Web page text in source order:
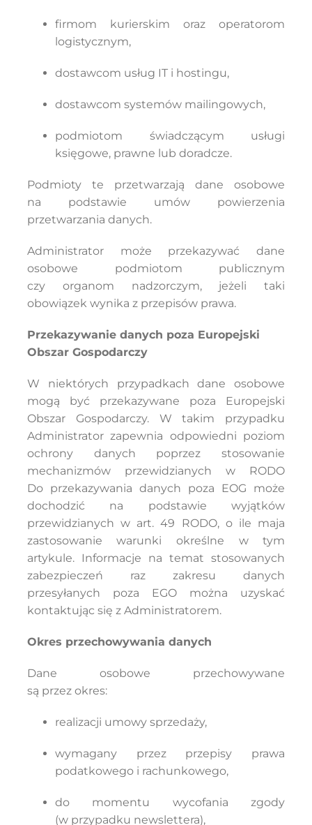
firmom kurierskim oraz operatorom
logistycznym,
dostawcom usług IT i hostingu,
dostawcom systemów mailingowych,
podmiotom świadczącym usługi
księgowe, prawne lub doradcze.
Podmioty te przetwarzają dane osobowe
na podstawie umów powierzenia
przetwarzania danych.
Administrator może przekazywać dane
osobowe podmiotom publicznym
czy organom nadzorczym, jeżeli taki
obowiązek wynika z przepisów prawa.
Przekazywanie danych poza Europejski
Obszar Gospodarczy
W niektórych przypadkach dane osobowe
mogą być przekazywane poza Europejski
Obszar Gospodarczy. W takim przypadku
Administrator zapewnia odpowiedni poziom
ochrony danych poprzez stosowanie
mechanizmów przewidzianych w RODO
Do przekazywania danych poza EOG może
dochodzić na podstawie wyjątków
przewidzianych w art. 49 RODO, o ile maja
zastosowanie warunki określne w tym
artykule. Informacje na temat stosowanych
zabezpieczeń raz zakresu danych
przesyłanych poza EGO można uzyskać
kontaktując się z Administratorem.
Okres przechowywania danych
Dane osobowe przechowywane
są przez okres:
realizacji umowy sprzedaży,
wymagany przez przepisy prawa
podatkowego i rachunkowego,
do momentu wycofania zgody
(w przypadku newslettera),